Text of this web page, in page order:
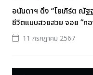
อนันดาฯ ดึง “โยเกิร์ต ณัฐ
ชีวิตแบบสวยสวย จอย “ท
11 กรกฎาคม 2567